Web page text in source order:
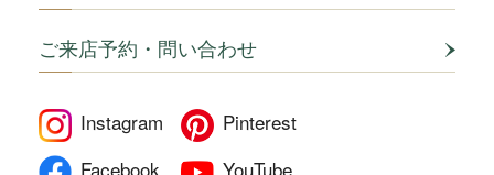
ご来店予約・問い合わせ
Instagram
Pinterest
Facebook
YouTube